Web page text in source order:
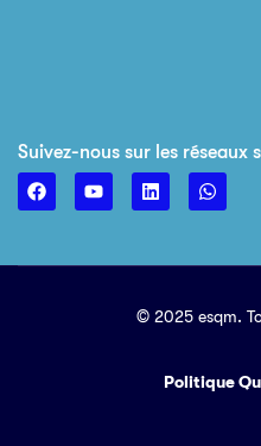
Suivez-nous sur les réseaux
© 2025 esqm.
Politique